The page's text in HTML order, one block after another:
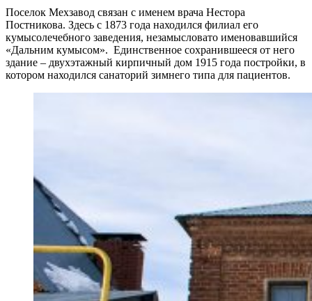
Поселок Мехзавод связан с именем врача Нестора
Постникова. Здесь с 1873 года находился филиал его
кумысолечебного заведения, незамысловато именовавшийся
«Дальним кумысом». Единственное сохранившееся от него
здание – двухэтажный кирпичный дом 1915 года постройки, в
котором находился санаторий зимнего типа для пациентов.